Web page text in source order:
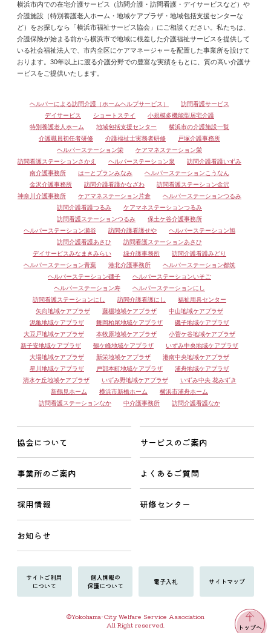
横浜市内での在宅介護サービス（訪問介護・訪問看護・デイサービスなど）や
介護施設（特別養護老人ホーム・地域ケアプラザ・地域包括支援センターな
ど）をお探しなら「横浜市福祉サービス協会」にご相談ください。私たちは、
介護保険が始まる前から横浜市で地域に根差した介護福祉サービスを提供して
いる社会福祉法人で、市内全区にケアマネージャーを配置した事業所を設けて
おります。30年以上に渡る介護分野での豊富な実績をもとに、質の高い介護サ
ービスをご提供いたします。
ヘルパーによる訪問介護（ホームヘルプサービス）
訪問看護サービス
デイサービス
ショートステイ
小規模多機能型居宅介護
特別養護老人ホーム
地域包括支援センター
横浜市の介護施設一覧
介護職員初任者研修
介護福祉士実務者研修
戸塚介護事務所
ヘルパーステーション栄
ケアマネステーション栄
訪問看護ステーションさかえ
ヘルパーステーション泉
訪問介護看護いずみ
南介護事務所
はーとプランみなみ
ヘルパーステーションこうなん
金沢介護事務所
訪問介護看護かなざわ
訪問看護ステーション金沢
神奈川介護事務所
ケアマネステーション片倉
ヘルパーステーションつるみ
訪問介護看護つるみ
ケアマネステーションつるみ
訪問看護ステーションつるみ
保土ケ谷介護事務所
ヘルパーステーション瀬谷
訪問介護看護せや
ヘルパーステーション旭
訪問介護看護あさひ
訪問看護ステーションあさひ
デイサービスみなまきみらい
緑介護事務所
訪問介護看護みどり
ヘルパーステーション青葉
港北介護事務所
ヘルパーステーション都筑
ヘルパーステーション磯子
ヘルパーステーションいそご
ヘルパーステーション寿
ヘルパーステーションにし
訪問看護ステーションにし
訪問介護看護にし
福祉用具センター
矢向地域ケアプラザ
藤棚地域ケアプラザ
中山地域ケアプラザ
泥亀地域ケアプラザ
舞岡柏尾地域ケアプラザ
磯子地域ケアプラザ
大豆戸地域ケアプラザ
本牧原地域ケアプラザ
小菅ケ谷地域ケアプラザ
新子安地域ケアプラザ
鶴ケ峰地域ケアプラザ
いずみ中央地域ケアプラザ
大場地域ケアプラザ
新栄地域ケアプラザ
港南中央地域ケアプラザ
星川地域ケアプラザ
戸部本町地域ケアプラザ
浦舟地域ケアプラザ
清水ケ丘地域ケアプラザ
いずみ野地域ケアプラザ
いずみ中央 花みずき
新鶴見ホーム
横浜市新橋ホーム
横浜市浦舟ホーム
訪問看護ステーションなか
中介護事務所 訪問介護看護なか
協会について サービスのご案内
事業所のご案内 よくあるご質問
採用情報 研修センター
お知らせ
サイトご利用
について
個人情報の
保護について
電子入札 サイトマップ
トップへ
©Yokohama-City Welfare Service Association
All Right reserved.